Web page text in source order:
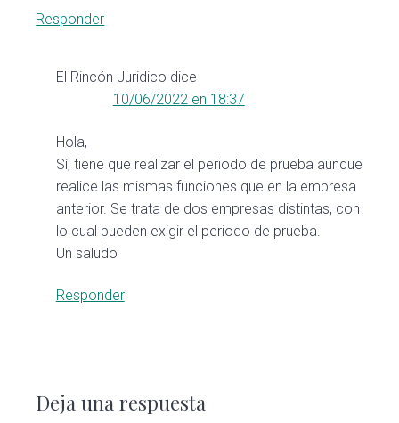
Responder
El Rincón Juridico dice
10/06/2022 en 18:37
Hola,
Sí, tiene que realizar el periodo de prueba aunque
realice las mismas funciones que en la empresa
anterior. Se trata de dos empresas distintas, con
lo cual pueden exigir el periodo de prueba.
Un saludo
Responder
Deja una respuesta